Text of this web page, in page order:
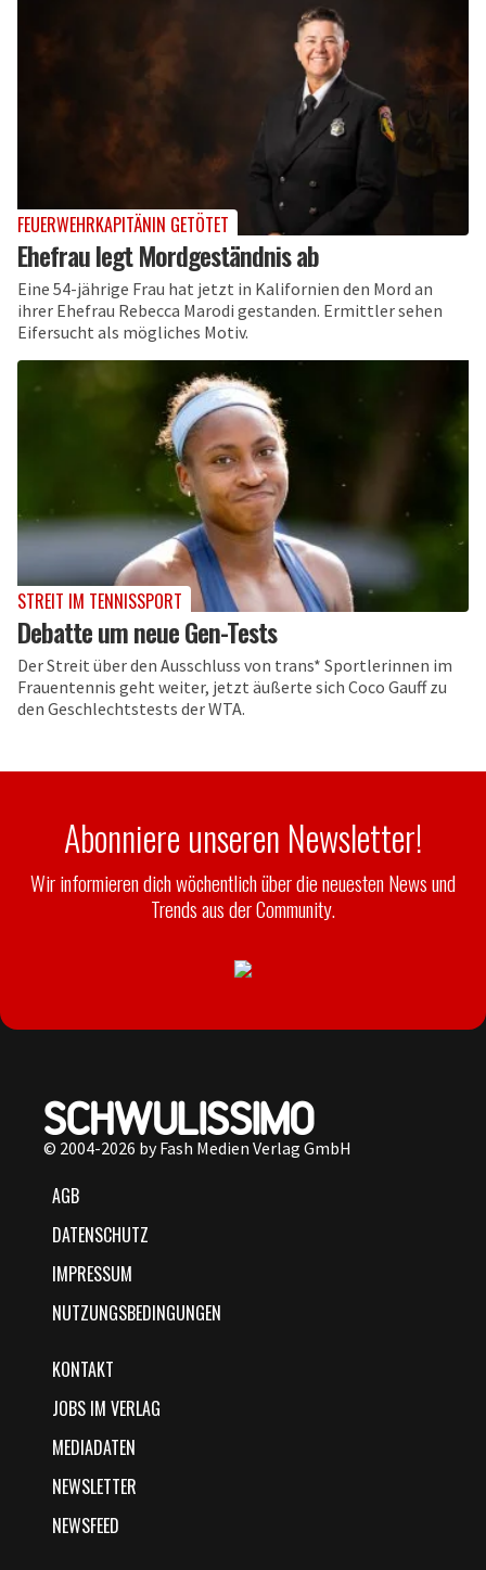
FEUERWEHRKAPITÄNIN GETÖTET
Ehefrau legt Mordgeständnis ab
Eine 54-jährige Frau hat jetzt in Kalifornien den Mord an
ihrer Ehefrau Rebecca Marodi gestanden. Ermittler sehen
Eifersucht als mögliches Motiv.
STREIT IM TENNISSPORT
Debatte um neue Gen-Tests
Der Streit über den Ausschluss von trans* Sportlerinnen im
Frauentennis geht weiter, jetzt äußerte sich Coco Gauff zu
den Geschlechtstests der WTA.
Abonniere unseren Newsletter!
Wir informieren dich wöchentlich über die neuesten News und
Trends aus der Community.
© 2004-2026 by Fash Medien Verlag GmbH
AGB
DATENSCHUTZ
IMPRESSUM
NUTZUNGSBEDINGUNGEN
KONTAKT
JOBS IM VERLAG
MEDIADATEN
NEWSLETTER
NEWSFEED